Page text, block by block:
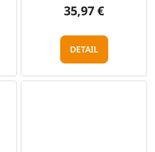
35,97 €
DETAIL